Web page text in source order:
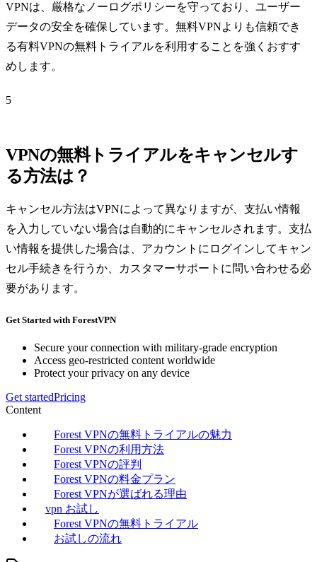
VPNは、厳格なノーログポリシーを守っており、ユーザー
データの安全を確保しています。無料VPNよりも信頼でき
る有料VPNの無料トライアルを利用することを強くおすす
めします。
5
VPNの無料トライアルをキャンセルす
る方法は？
キャンセル方法はVPNによって異なりますが、支払い情報
を入力していない場合は自動的にキャンセルされます。支払
い情報を提供した場合は、アカウントにログインしてキャン
セル手続きを行うか、カスタマーサポートに問い合わせる必
要があります。
Get Started with ForestVPN
Secure your connection with military-grade encryption
Access geo-restricted content worldwide
Protect your privacy on any device
Get startedPricing
Content
Forest VPNの無料トライアルの魅力
Forest VPNの利用方法
Forest VPNの評判
Forest VPNの料金プラン
Forest VPNが選ばれる理由
vpn お試し
Forest VPNの無料トライアル
お試しの流れ